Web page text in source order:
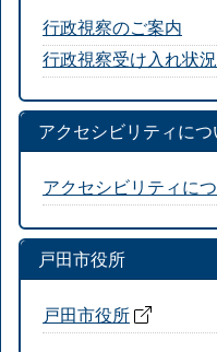
行政視察のご案内
行政視察受け入れ状況
アクセシビリティにつ
アクセシビリティに
戸田市役所
戸田市役所